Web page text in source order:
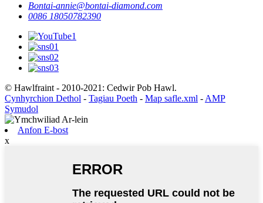
Bontai-annie@bontai-diamond.com
0086 18050782390
© Hawlfraint - 2010-2021: Cedwir Pob Hawl.
Cynhyrchion Dethol - Tagiau Poeth - Map safle.xml - AMP
Symudol
Anfon E-bost
x